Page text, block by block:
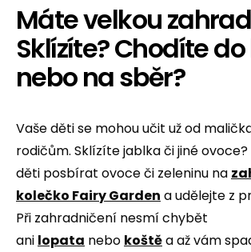
Máte velkou
Sklízíte? Chodíte
nebo na sběr?
Vaše děti se mohou učit už od
rodičům. Sklízíte jablka či jiné
děti posbírat ovoce či zeleninu na
kolečko Fairy Garden a udělejte z
Při zahradničení nesmí chybět
ani lopata nebo koštěa až vám